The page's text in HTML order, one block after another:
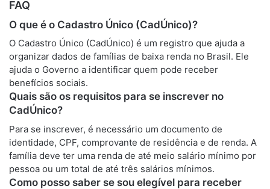
FAQ
O que é o Cadastro Único (CadÚnico)?
O Cadastro Único (CadÚnico) é um registro que ajuda a
organizar dados de famílias de baixa renda no Brasil. Ele
ajuda o Governo a identificar quem pode receber
benefícios sociais.
Quais são os requisitos para se inscrever no
CadÚnico?
Para se inscrever, é necessário um documento de
identidade, CPF, comprovante de residência e de renda. A
família deve ter uma renda de até meio salário mínimo por
pessoa ou um total de até três salários mínimos.
Como posso saber se sou elegível para receber